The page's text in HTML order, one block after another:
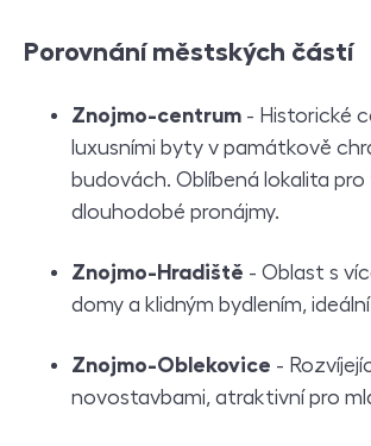
Porovnání městských částí
Znojmo-centrum - Historické
luxusními byty v památkově
budovách. Oblíbená lokalita
dlouhodobé pronájmy.
Znojmo-Hradiště - Oblast s
domy a klidným bydlením,
Znojmo-Oblekovice -
novostavbami, atraktivní pro